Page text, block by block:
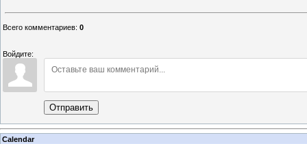
Всего комментариев: 0
Войдите:
Отправить
Calendar